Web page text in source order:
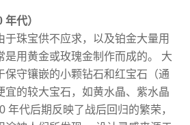
代）
于珠宝供不应求，以及铂金大量用
是用黄金或玫瑰金制作而成的。 大
保守镶嵌的小颗钻石和红宝石（通
宜的较大宝石，如黄水晶、紫水晶
年代后期反映了战后回归的繁荣，